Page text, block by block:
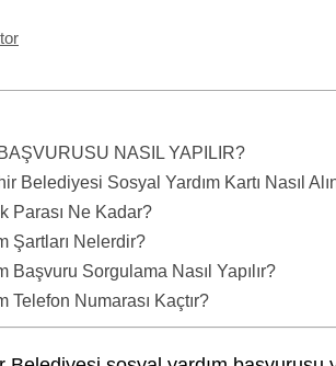
NASIL YAPILIR?
Belediyesi Sosyal Yardım Kartı Nasıl
Parası Ne Kadar?
Şartları Nelerdir?
Başvuru Sorgulama Nasıl Yapılır?
Telefon Numarası Kaçtır?